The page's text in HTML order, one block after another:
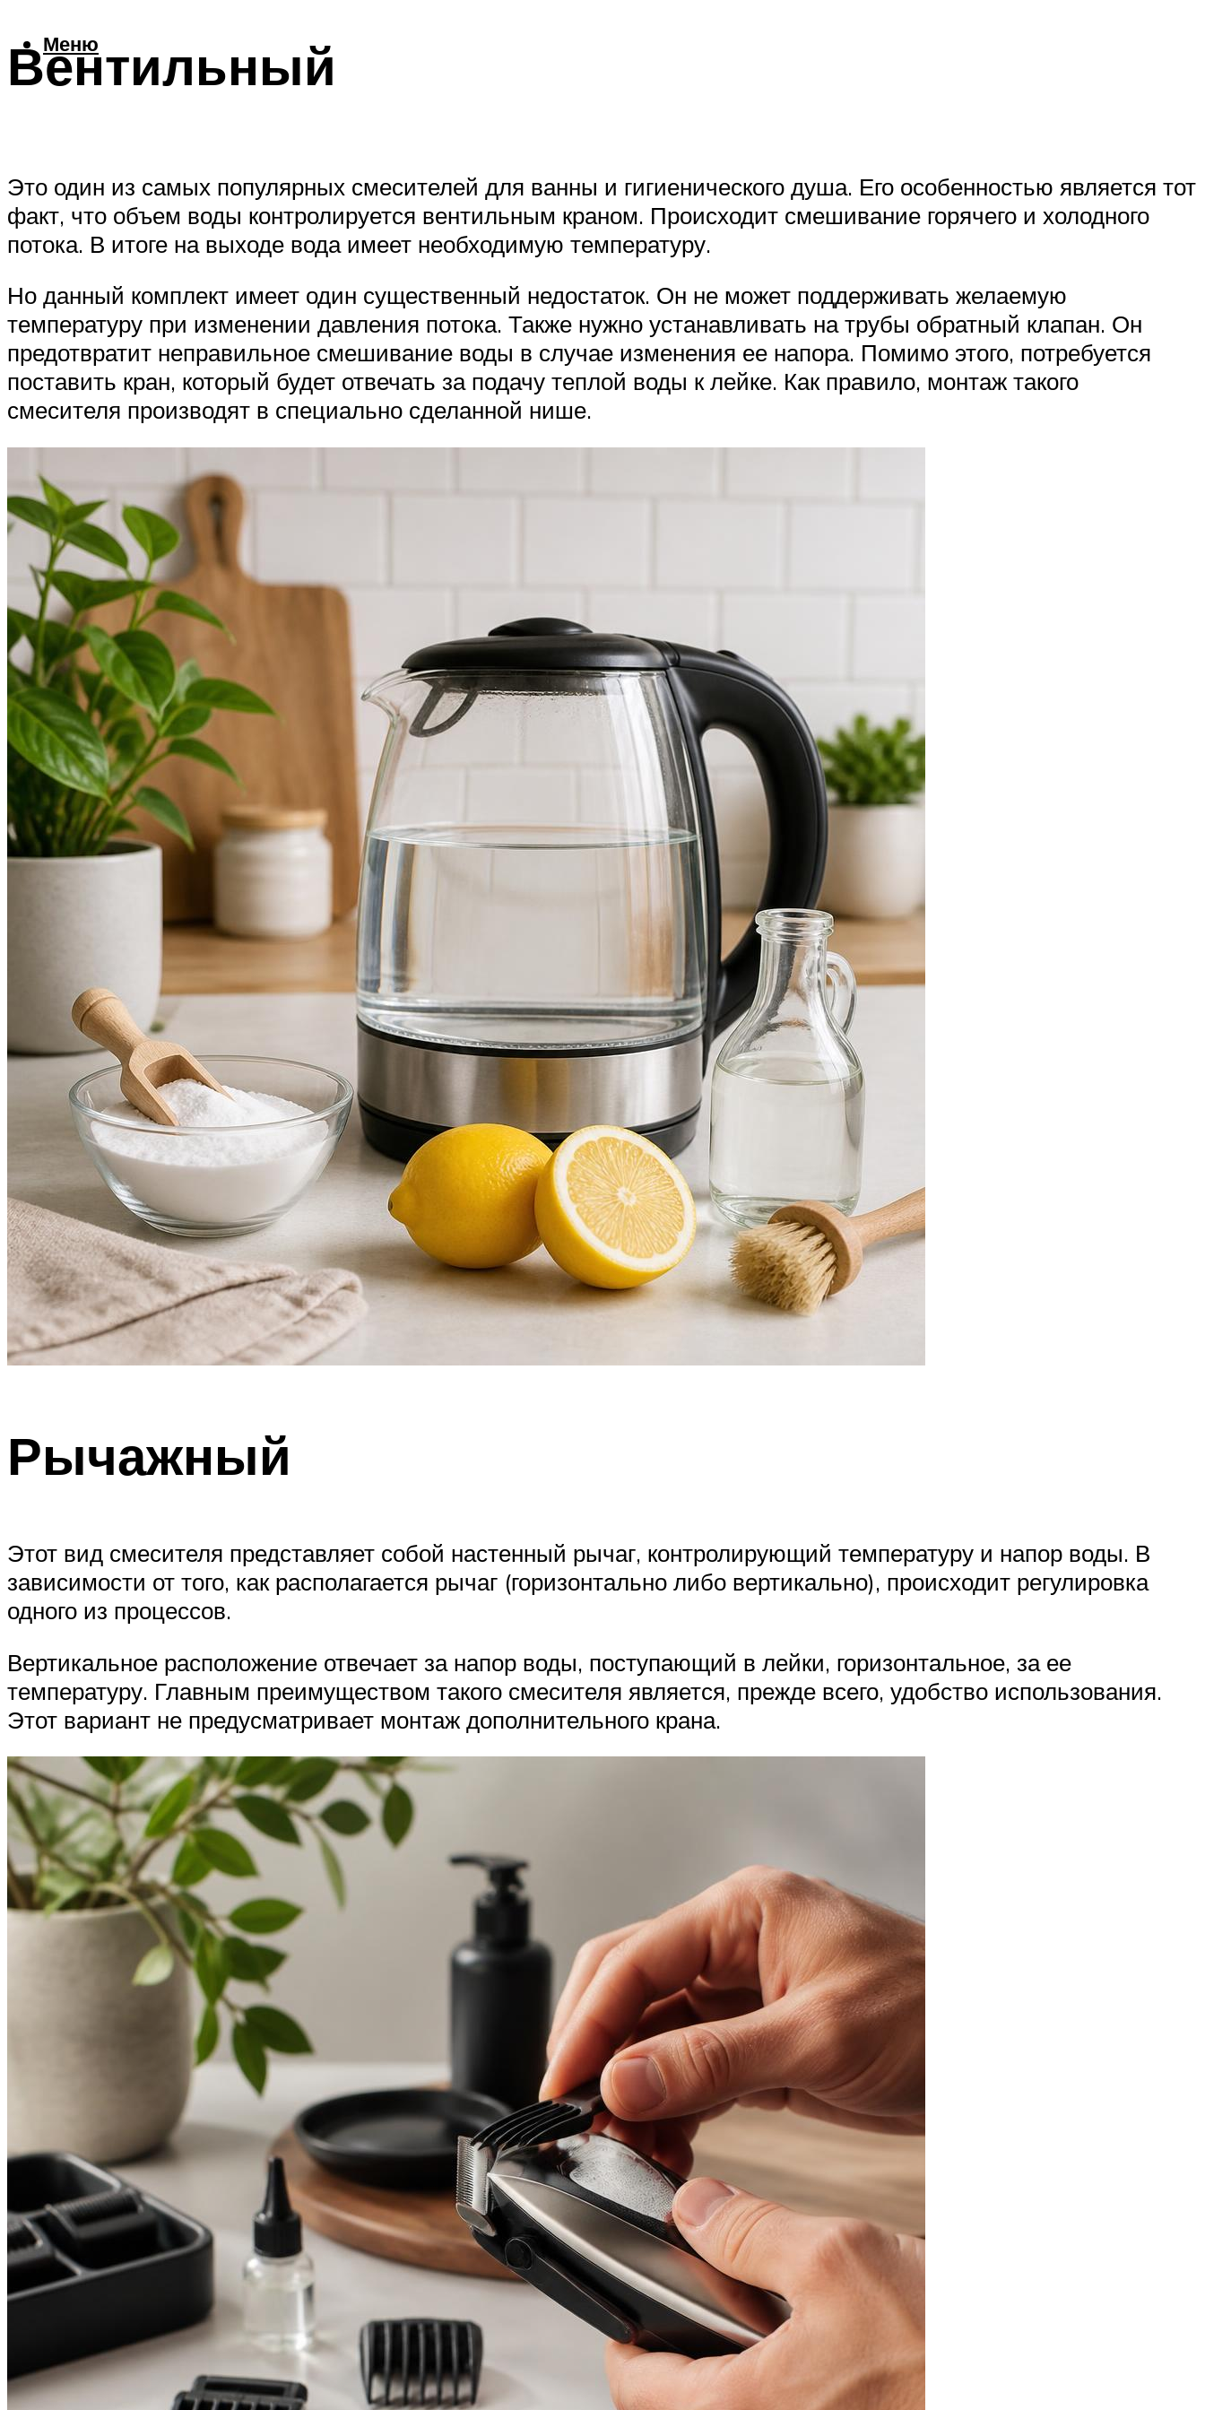
Меню
Вентильный
Это один из самых популярных смесителей для ванны и гигиенического душа. Его особенностью является тот
факт, что объем воды контролируется вентильным краном. Происходит смешивание горячего и холодного
потока. В итоге на выходе вода имеет необходимую температуру.
Но данный комплект имеет один существенный недостаток. Он не может поддерживать желаемую
температуру при изменении давления потока. Также нужно устанавливать на трубы обратный клапан. Он
предотвратит неправильное смешивание воды в случае изменения ее напора. Помимо этого, потребуется
поставить кран, который будет отвечать за подачу теплой воды к лейке. Как правило, монтаж такого
смесителя производят в специально сделанной нише.
Рычажный
Этот вид смесителя представляет собой настенный рычаг, контролирующий температуру и напор воды. В
зависимости от того, как располагается рычаг (горизонтально либо вертикально), происходит регулировка
одного из процессов.
Вертикальное расположение отвечает за напор воды, поступающий в лейки, горизонтальное, за ее
температуру. Главным преимуществом такого смесителя является, прежде всего, удобство использования.
Этот вариант не предусматривает монтаж дополнительного крана.